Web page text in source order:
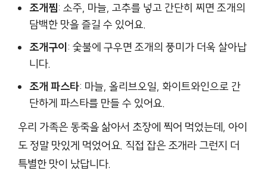
조개찜: 소주, 마늘, 고추를 넣고 간단히 찌면 조개의
담백한 맛을 즐길 수 있어요.
조개구이 : 숯불에 구우면 조개의 풍미가 더욱 살아납
니다.
조개 파스타: 마늘, 올리브오일, 화이트와인으로 간
단하게 파스타를 만들 수 있어요.
우리 가족은 동죽을 삶아서 초장에 찍어 먹었는데, 아이
도 정말 맛있게 먹었어요. 직접 잡은 조개라 그런지 더
특별한 맛이 났답니다.